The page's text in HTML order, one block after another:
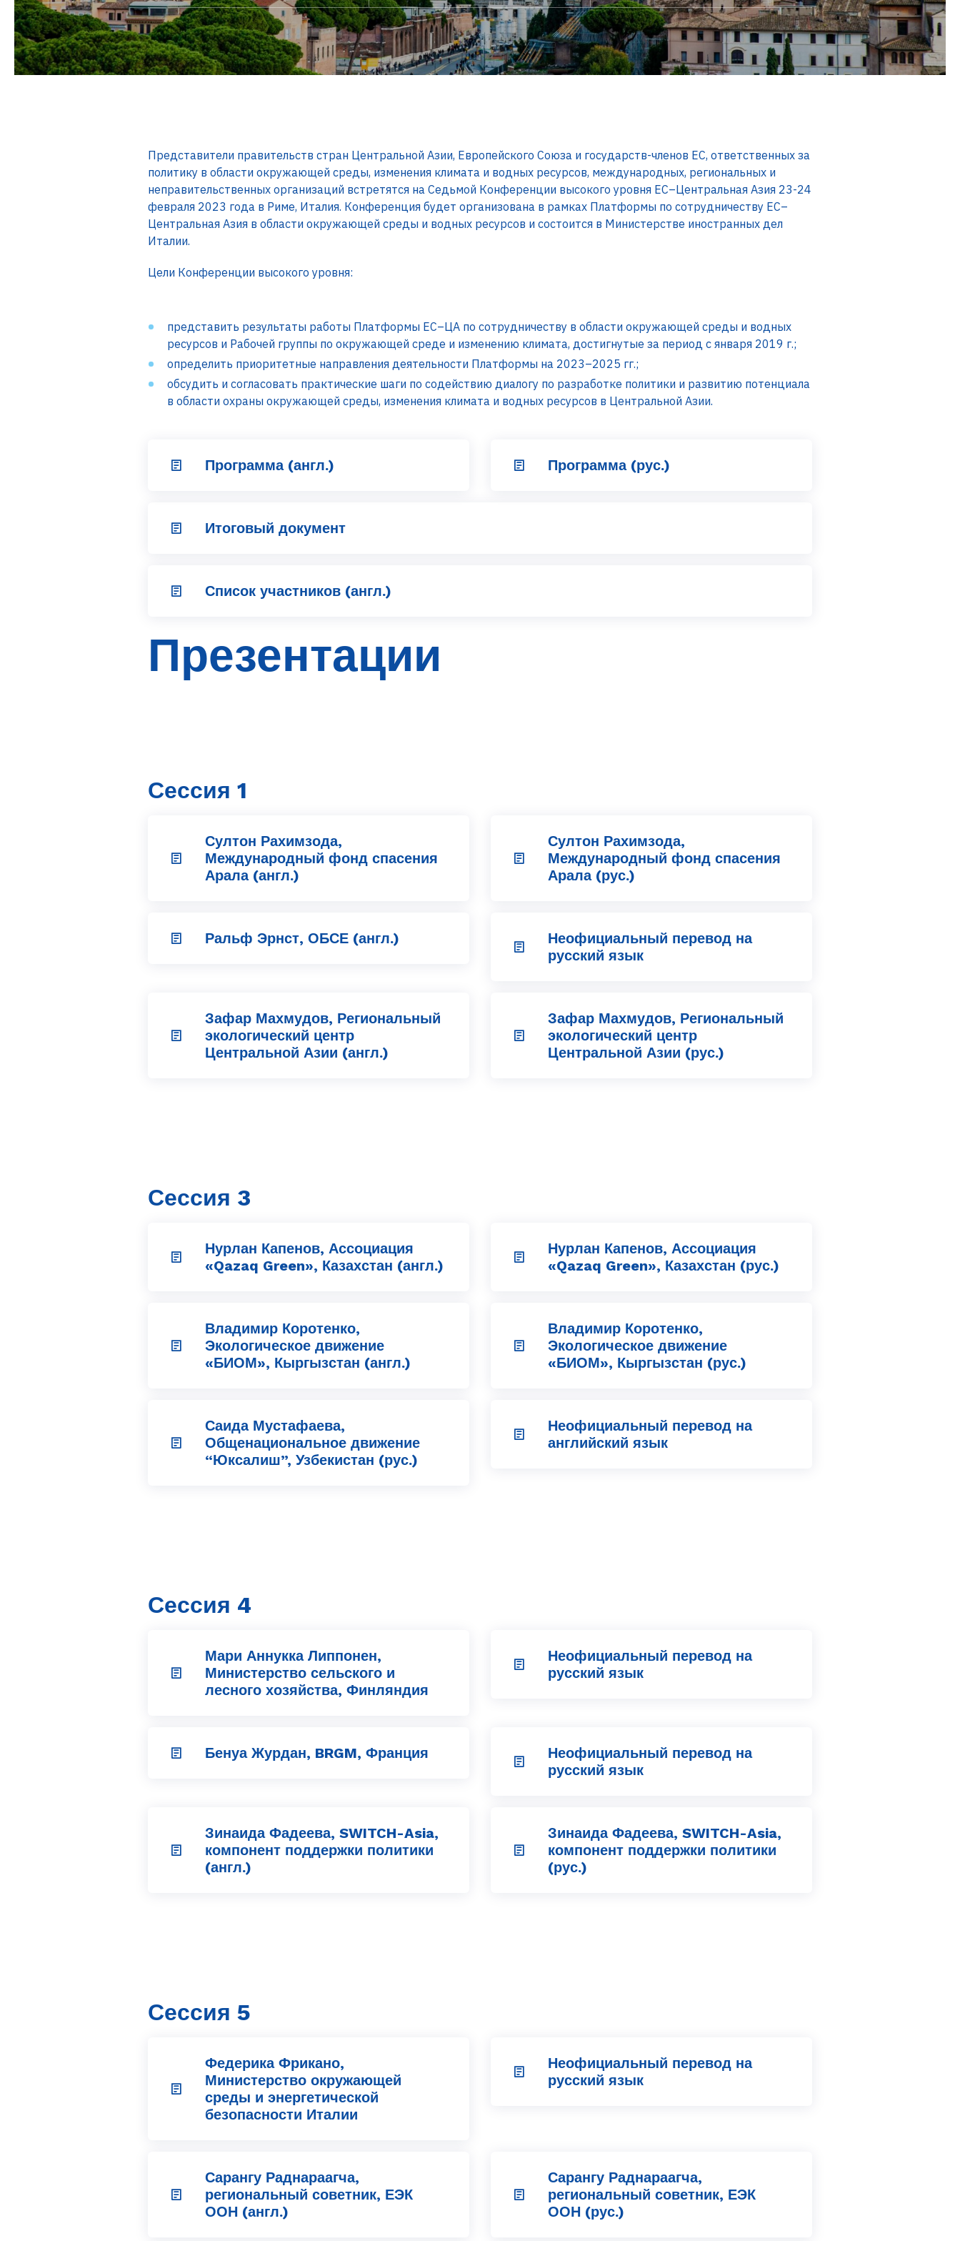
Представители правительств стран Центральной Азии, Европейского Союза и государств-членов ЕС, ответственных за
политику в области окружающей среды, изменения климата и водных ресурсов, международных, региональных и
неправительственных организаций встретятся на Седьмой Конференции высокого уровня ЕС–Центральная Азия 23-24
февраля 2023 года в Риме, Италия. Конференция будет организована в рамках Платформы по сотрудничеству ЕС–
Центральная Азия в области окружающей среды и водных ресурсов и состоится в Министерстве иностранных дел
Италии.
Цели Конференции высокого уровня:
представить результаты работы Платформы ЕС–ЦА по сотрудничеству в области окружающей среды и водных
ресурсов и Рабочей группы по окружающей среде и изменению климата, достигнутые за период с января 2019 г.;
определить приоритетные направления деятельности Платформы на 2023–2025 гг.;
обсудить и согласовать практические шаги по содействию диалогу по разработке политики и развитию потенциала
в области охраны окружающей среды, изменения климата и водных ресурсов в Центральной Азии.
Программа (англ.) Программа (рус.)
Итоговый документ
Список участников (англ.)
Презентации
Сессия 1
Султон Рахимзода,
Международный фонд спасения
Арала (англ.)
Султон Рахимзода,
Международный фонд спасения
Арала (рус.)
Ральф Эрнст, ОБСЕ (англ.)
Неофициальный перевод на
русский язык
Зафар Махмудов, Региональный
экологический центр
Центральной Азии (англ.)
Зафар Махмудов, Региональный
экологический центр
Центральной Азии (рус.)
Сессия 3
Нурлан Капенов, Ассоциация
«Qazaq Green», Казахстан (англ.)
Нурлан Капенов, Ассоциация
«Qazaq Green», Казахстан (рус.)
Владимир Коротенко,
Экологическое движение
«БИОМ», Кыргызстан (англ.)
Владимир Коротенко,
Экологическое движение
«БИОМ», Кыргызстан (рус.)
Саида Мустафаева,
Общенациональное движение
“Юксалиш”, Узбекистан (рус.)
Неофициальный перевод на
английский язык
Сессия 4
Мари Аннукка Липпонен,
Министерство сельского и
лесного хозяйства, Финляндия
Неофициальный перевод на
русский язык
Бенуа Журдан, BRGM, Франция
Неофициальный перевод на
русский язык
Зинаида Фадеева, SWITCH-Asia,
компонент поддержки политики
(англ.)
Зинаида Фадеева, SWITCH-Asia,
компонент поддержки политики
(рус.)
Сессия 5
Федерика Фрикано,
Министерство окружающей
среды и энергетической
безопасности Италии
Неофициальный перевод на
русский язык
Сарангу Раднараагча,
региональный советник, ЕЭК
ООН (англ.)
Сарангу Раднараагча,
региональный советник, ЕЭК
ООН (рус.)